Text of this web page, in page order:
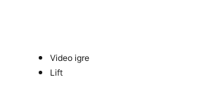
Video igre
Lift